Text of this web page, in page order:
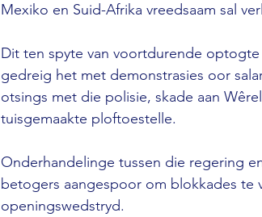
Mexiko en Suid-Afrika vreedsaam sal
Dit ten spyte van voortdurende
gedreig het met demonstrasies oor
otsings met die polisie, skade aan
tuisgemaakte ploftoestelle.
Onderhandelinge tussen die regering
betogers aangespoor om blokkades te
openingswedstryd.